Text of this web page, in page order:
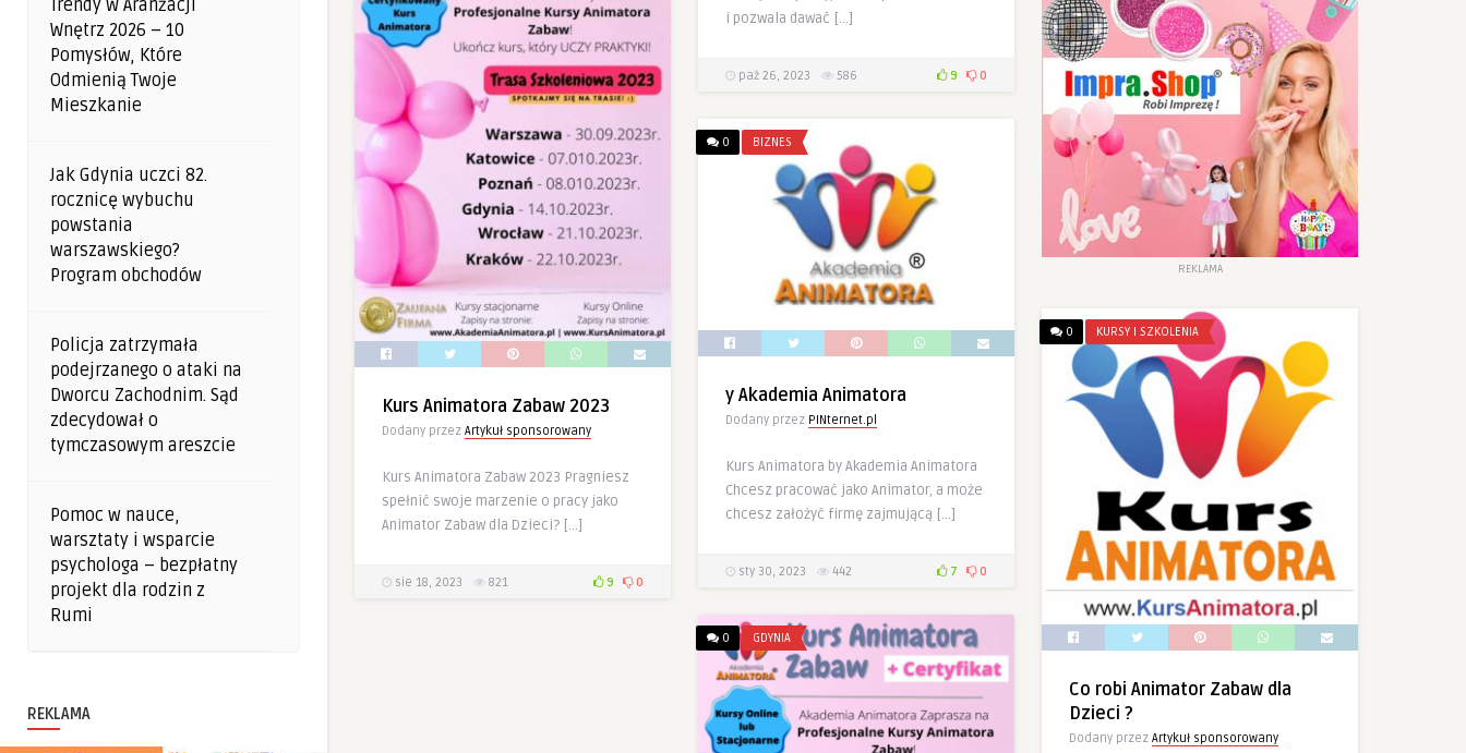
Trendy W Aranżacji
Wnętrz 2026 – 10
Pomysłów, Które
Odmienią Twoje
Mieszkanie
Jak Gdynia uczci 82.
rocznicę wybuchu
powstania
warszawskiego?
Program obchodów
Policja zatrzymała
podejrzanego o ataki na
Dworcu Zachodnim. Sąd
zdecydował o
tymczasowym areszcie
Pomoc w nauce,
warsztaty i wsparcie
psychologa – bezpłatny
projekt dla rodzin z
Rumi
REKLAMA
i pozwala dawać […]
paź 26, 2023 586 9 0
Kurs Animatora Zabaw 2023
Dodany przez Artykuł sponsorowany
Kurs Animatora Zabaw 2023 Pragniesz
spełnić swoje marzenie o pracy jako
Animator Zabaw dla Dzieci? […]
sie 18, 2023 821 9 0
REKLAMA
0 BIZNES
y Akademia Animatora
Dodany przez PINternet.pl
Kurs Animatora by Akademia Animatora
Chcesz pracować jako Animator, a może
chcesz założyć firmę zajmującą […]
sty 30, 2023 442 7 0
0 KURSY I SZKOLENIA
Co robi Animator Zabaw dla
Dzieci ?
Dodany przez Artykuł sponsorowany
0 GDYNIA